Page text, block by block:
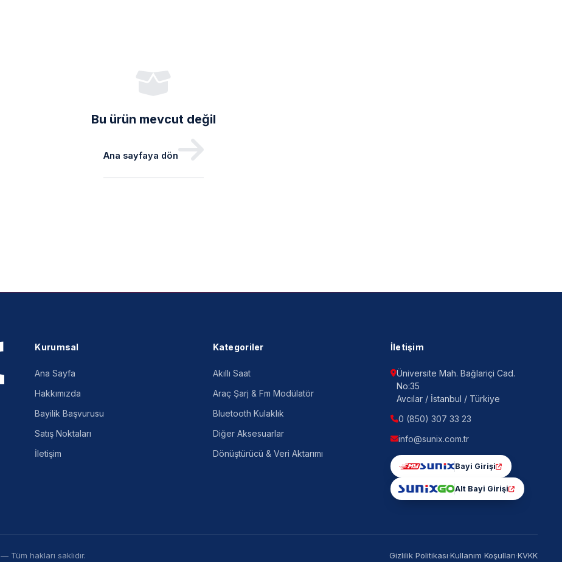
Bu ürün mevcut değil
Ana sayfaya dön
Kurumsal
Ana Sayfa
Hakkımızda
Bayilik Başvurusu
Satış Noktaları
İletişim
Kategoriler
Akıllı Saat
Araç Şarj & Fm Modülatör
Bluetooth Kulaklık
Diğer Aksesuarlar
Dönüştürücü & Veri Aktarımı
İletişim
Üniversite Mah. Bağlariçi Cad.
No:35
Avcılar / İstanbul / Türkiye
0 (850) 307 33 23
info@sunix.com.tr
Bayi Girişi
Alt Bayi Girişi
— Tüm hakları saklıdır. Gizlilik Politikası·Kullanım Koşulları·KVKK